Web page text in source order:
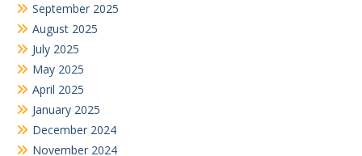
September 2025
August 2025
July 2025
May 2025
April 2025
January 2025
December 2024
November 2024